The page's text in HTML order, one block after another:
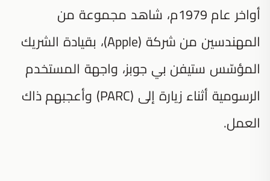
أواخر عام 1979م، شاهد مجموعة من
المهندسين من شركة (Apple)، بقيادة الشريك
المؤسّس ستيفن بي جوبز، واجهة المستخدم
الرسومية أثناء زيارة إلى (PARC) وأعجبهم ذاك
العمل.